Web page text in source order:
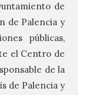
de
de Palencia y
públicas,
el Centro de
de la
de Palencia y